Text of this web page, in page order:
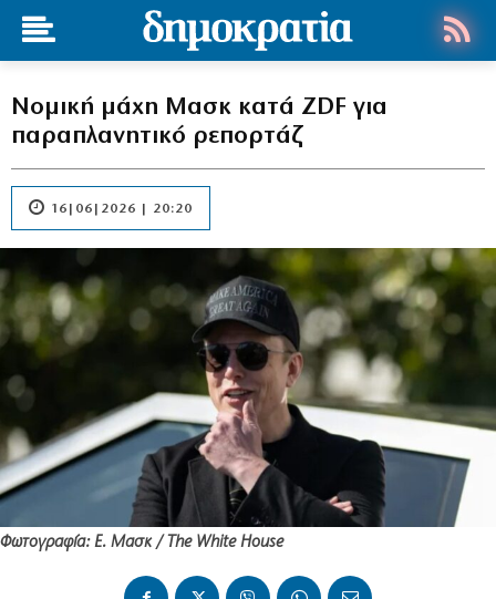
Νομική μάχη Μασκ κατά ZDF για
παραπλανητικό ρεπορτάζ
16|06|2026 | 20:20
Φωτογραφία: Ε. Μασκ / The White House